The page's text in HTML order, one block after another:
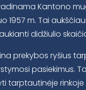
Kantono
1957 m. Tai
didžiulio
prekybos ryšius
pasiekimus.
tarptautinėje